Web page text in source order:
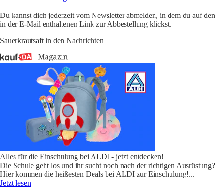
Du kannst dich jederzeit vom Newsletter abmelden, in dem du auf den
in der E-Mail enthaltenen Link zur Abbestellung klickst.
Sauerkrautsaft in den Nachrichten
Alles für die Einschulung bei ALDI - jetzt entdecken!
Die Schule geht los und ihr sucht noch nach der richtigen Ausrüstung?
Hier kommen die heißesten Deals bei ALDI zur Einschulung!...
Jetzt lesen